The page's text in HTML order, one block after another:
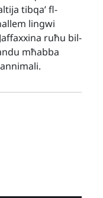
tibqa’ fl-
lingwi
ruħu bil-
mħabba